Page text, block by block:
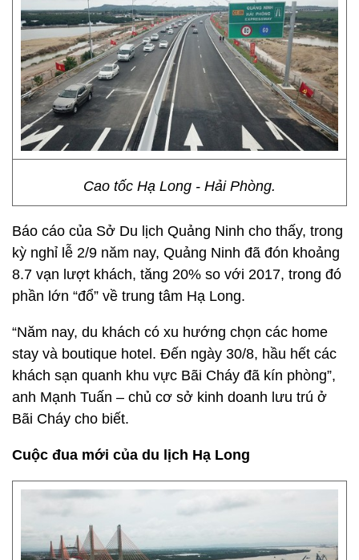
Cao tốc Hạ Long - Hải Phòng.
Báo cáo của Sở Du lịch Quảng Ninh cho thấy, trong
kỳ nghỉ lễ 2/9 năm nay, Quảng Ninh đã đón khoảng
8.7 vạn lượt khách, tăng 20% so với 2017, trong đó
phần lớn “đổ” về trung tâm Hạ Long.
“Năm nay, du khách có xu hướng chọn các home
stay và boutique hotel. Đến ngày 30/8, hầu hết các
khách sạn quanh khu vực Bãi Cháy đã kín phòng”,
anh Mạnh Tuấn – chủ cơ sở kinh doanh lưu trú ở
Bãi Cháy cho biết.
Cuộc đua mới của du lịch Hạ Long